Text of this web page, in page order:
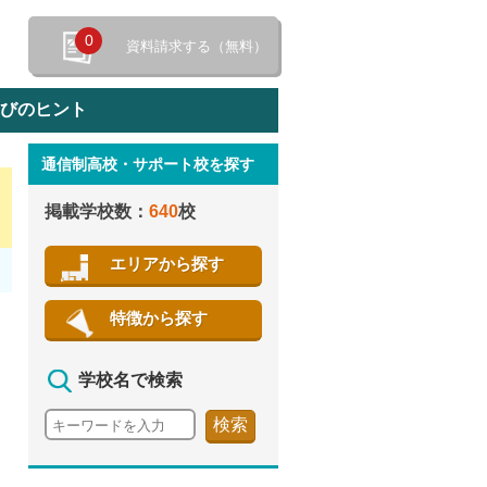
0 資料請求する（無料）
のヒント
通信制高校・サポート校を探す
掲載学校数： 640校
エリアから探す
特徴から探す
学校名で検索